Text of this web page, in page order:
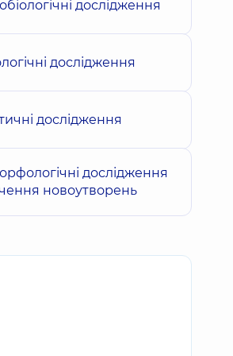
дослідження
дослідження
дослідження
дослідження
новоутворень